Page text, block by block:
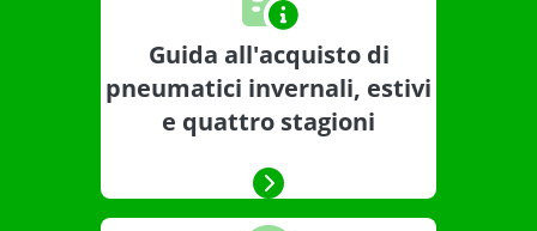
Guida all'acquisto di
pneumatici invernali, estivi
e quattro stagioni